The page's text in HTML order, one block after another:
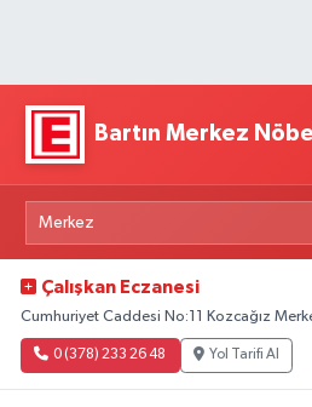
Bartın Merkez
Çalışkan Eczanesi
Cumhuriyet Caddesi No:11 Kozcağız
0 (378) 233 26 48 Yol Tarifi Al